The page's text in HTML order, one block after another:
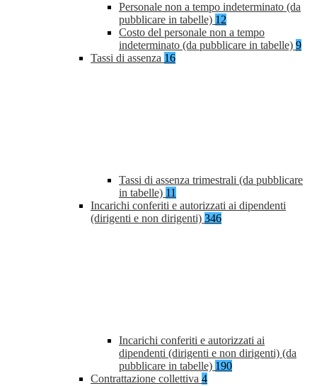
Personale non a tempo indeterminato (da
pubblicare in tabelle) 12
Costo del personale non a tempo
indeterminato (da pubblicare in tabelle) 9
Tassi di assenza 16
Tassi di assenza trimestrali (da pubblicare
in tabelle) 11
Incarichi conferiti e autorizzati ai dipendenti
(dirigenti e non dirigenti) 346
Incarichi conferiti e autorizzati ai
dipendenti (dirigenti e non dirigenti) (da
pubblicare in tabelle) 190
Contrattazione collettiva 4